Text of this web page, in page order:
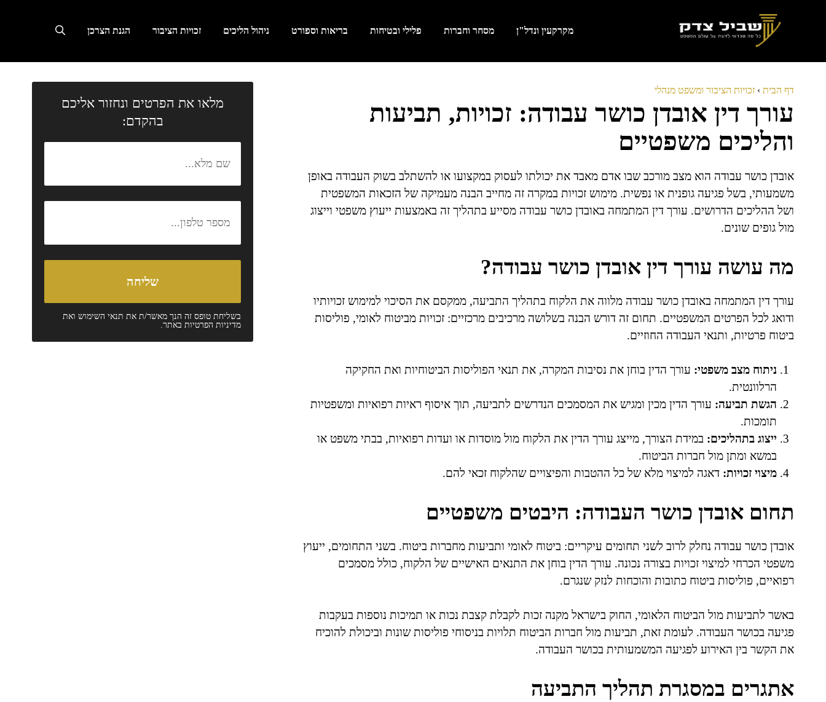
מקרקעין ונדל"ן מסחר וחברות פלילי ובטיחות בריאות וספורט ניהול הליכים זכויות הציבור הגנת הצרכן
דף הבית › זכויות הציבור ומשפט מנהלי
עורך דין אובדן כושר עבודה: זכויות, תביעות
והליכים משפטיים
אובדן כושר עבודה הוא מצב מורכב שבו אדם מאבד את יכולתו לעסוק במקצועו או להשתלב בשוק העבודה באופן
משמעותי, בשל פגיעה גופנית או נפשית. מימוש זכויות במקרה זה מחייב הבנה מעמיקה של הזכאות המשפטית
ושל ההליכים הדרושים. עורך דין המתמחה באובדן כושר עבודה מסייע בתהליך זה באמצעות ייעוץ משפטי וייצוג
מול גופים שונים.
מה עושה עורך דין אובדן כושר עבודה?
עורך דין המתמחה באובדן כושר עבודה מלווה את הלקוח בתהליך התביעה, ממקסם את הסיכוי למימוש זכויותיו
ודואג לכל הפרטים המשפטיים. תחום זה דורש הבנה בשלושה מרכיבים מרכזיים: זכויות מביטוח לאומי, פוליסות
ביטוח פרטיות, ותנאי העבודה החוזיים.
ניתוח מצב משפטי: עורך הדין בוחן את נסיבות המקרה, את תנאי הפוליסות הביטוחיות ואת החקיקה
הרלוונטית.
הגשת תביעה: עורך הדין מכין ומגיש את המסמכים הנדרשים לתביעה, תוך איסוף ראיות רפואיות ומשפטיות
תומכות.
ייצוג בתהליכים: במידת הצורך, מייצג עורך הדין את הלקוח מול מוסדות או ועדות רפואיות, בבתי משפט או
במשא ומתן מול חברות הביטוח.
מיצוי זכויות: דאגה למיצוי מלא של כל ההטבות והפיצויים שהלקוח זכאי להם.
תחום אובדן כושר העבודה: היבטים משפטיים
אובדן כושר עבודה נחלק לרוב לשני תחומים עיקריים: ביטוח לאומי ותביעות מחברות ביטוח. בשני התחומים, ייעוץ
משפטי הכרחי למיצוי זכויות בצורה נכונה. עורך הדין בוחן את התנאים האישיים של הלקוח, כולל מסמכים
רפואיים, פוליסות ביטוח כתובות והוכחות לנזק שנגרם.
באשר לתביעות מול הביטוח הלאומי, החוק בישראל מקנה זכות לקבלת קצבת נכות או תמיכות נוספות בעקבות
פגיעה בכושר העבודה. לעומת זאת, תביעות מול חברות הביטוח תלויות בניסוחי פוליסות שונות וביכולת להוכיח
את הקשר בין האירוע לפגיעה המשמעותית בכושר העבודה.
אתגרים במסגרת תהליך התביעה
מלאו את הפרטים ונחזור אליכם
בהקדם:
בשליחת טופס זה הנך מאשר/ת את תנאי השימושואת
מדיניות הפרטיותבאתר.